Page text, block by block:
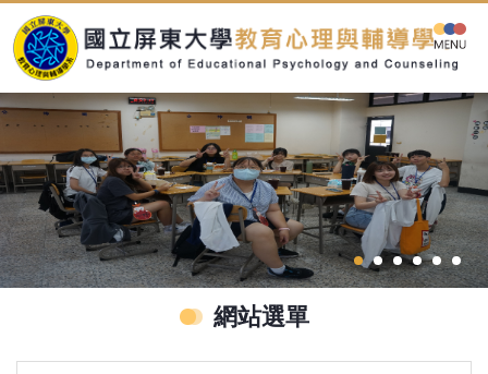
到
主
內
容
區
網站選單